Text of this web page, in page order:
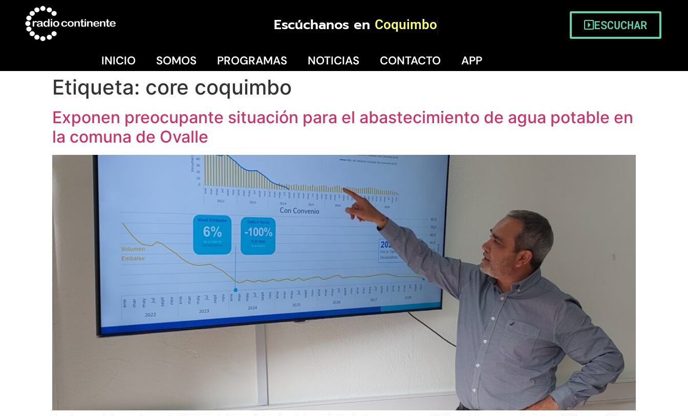
Escúchanos en Coquimbo ESCUCHAR
INICIO SOMOS PROGRAMAS NOTICIAS CONTACTO APP
Etiqueta: core coquimbo
Exponen preocupante situación para el abastecimiento de agua potable en
la comuna de Ovalle